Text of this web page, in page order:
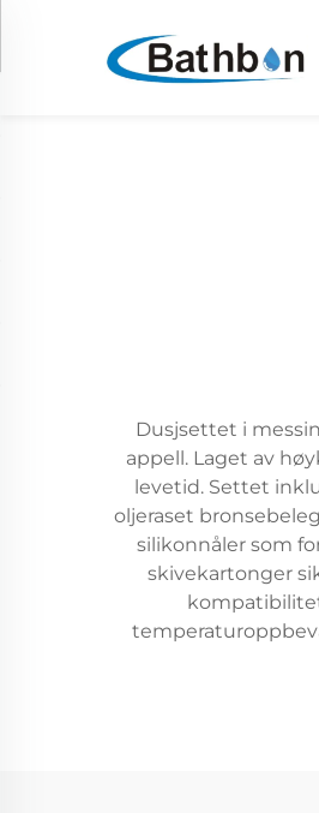
Dusjsettet i
appell. Laget av
levetid. Settet
oljeraset
silikonnåler som
skivekartonger